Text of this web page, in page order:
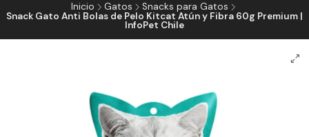
Inicio Gatos
Snacks para Gatos
Snack Gato Anti Bolas de Pelo Kitcat Atún y Fibra 60g Premium |
InfoPet Chile